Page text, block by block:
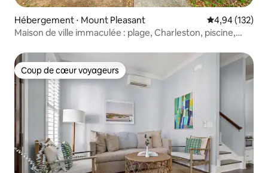
Hébergement ⋅ Mount Pleasant Évaluation
4,94 (132)
Maison de ville immaculée : plage, Charleston, piscine,
Coup de cœur voyageurs
Coup de cœur voyageurs